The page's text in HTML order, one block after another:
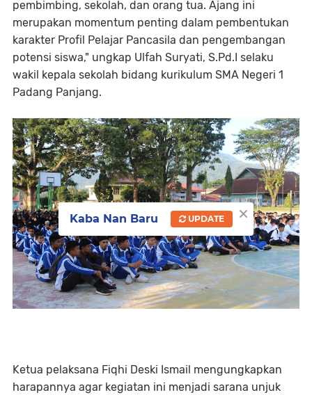
pembimbing, sekolah, dan orang tua. Ajang ini
merupakan momentum penting dalam pembentukan
karakter Profil Pelajar Pancasila dan pengembangan
potensi siswa," ungkap Ulfah Suryati, S.Pd.I selaku
wakil kepala sekolah bidang kurikulum SMA Negeri 1
Padang Panjang.
Ketua pelaksana Fiqhi Deski Ismail mengungkapkan
harapannya agar kegiatan ini menjadi sarana unjuk
×
Kaba Nan Baru UPDATE